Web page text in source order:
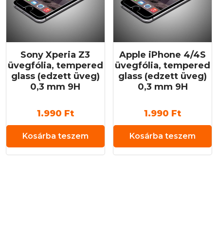
Sony Xperia Z3
üvegfólia, tempered
glass (edzett üveg)
0,3 mm 9H
1.990 Ft
Kosárba teszem
Apple iPhone 4/4S
üvegfólia, tempered
glass (edzett üveg)
0,3 mm 9H
1.990 Ft
Kosárba teszem